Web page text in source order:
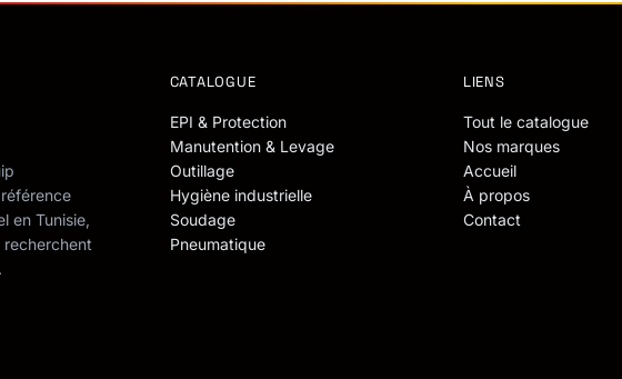
en Tunisie,
recherchent
CATALOGUE
EPI & Protection
Manutention & Levage
Outillage
Hygiène industrielle
Soudage
Pneumatique
LIENS
Tout le catalogue
Nos marques
Accueil
À propos
Contact